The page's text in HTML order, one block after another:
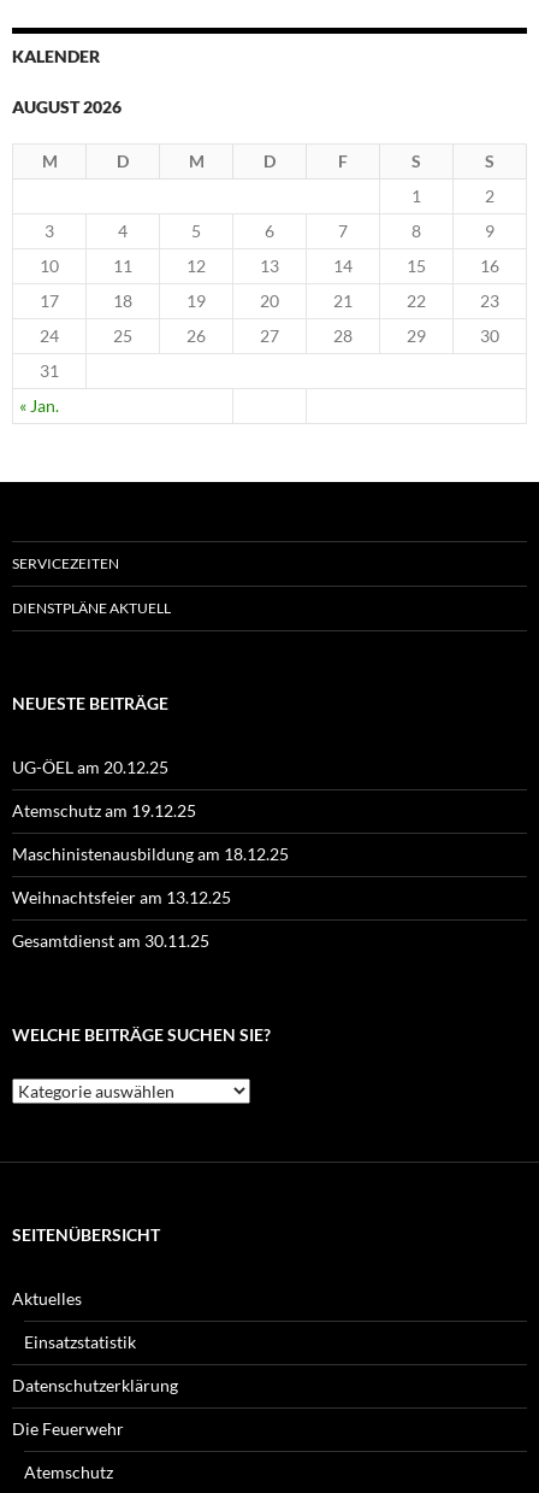
KALENDER
AUGUST 2026
M D M D F S S
« Jan.
1
2
3
4 5 6 7 8
9
10
11 12 13 14 15
16
17
18 19 20 21 22
23
24
25 26 27 28 29
30
31
SERVICEZEITEN
DIENSTPLÄNE AKTUELL
NEUESTE BEITRÄGE
UG-ÖEL am 20.12.25
Atemschutz am 19.12.25
Maschinistenausbildung am 18.12.25
Weihnachtsfeier am 13.12.25
Gesamtdienst am 30.11.25
WELCHE BEITRÄGE SUCHEN SIE?
Welche
Beiträge
SEITENÜBERSICHT
Aktuelles
Einsatzstatistik
Datenschutzerklärung
Die Feuerwehr
Atemschutz